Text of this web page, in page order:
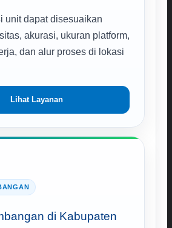
unit dapat disesuaikan
akurasi, ukuran platform,
dan alur proses di lokasi
Lihat Layanan
di Kabupaten